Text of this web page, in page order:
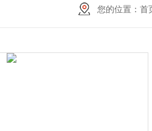
您的位置： 首